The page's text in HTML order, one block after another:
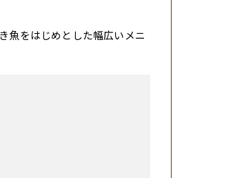
魚をはじめとした幅広いメニ